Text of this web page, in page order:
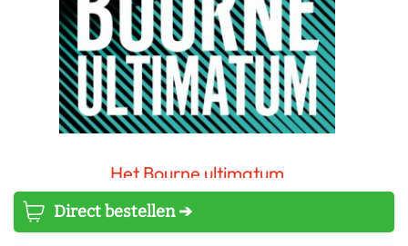
Direct bestellen ➔
Het Bourne ultimatum
Robert Ludlum